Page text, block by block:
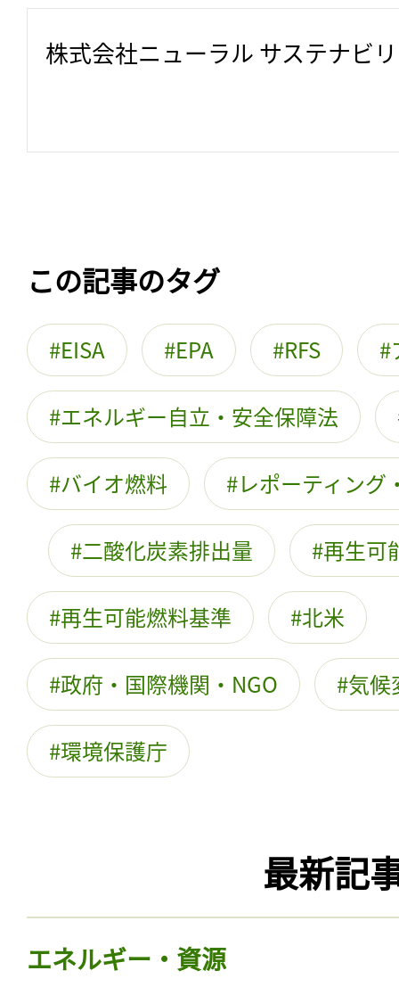
株式会社ニューラル サステナビ
この記事のタグ
EISA EPA RFS
エネルギー自立・安全保障法
バイオ燃料 レポーティング
二酸化炭素排出量 再生可
再生可能燃料基準 北米
政府・国際機関・NGO 気候
環境保護庁
最新記
エネルギー・資源